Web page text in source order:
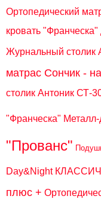
Ортопедический
кровать
Журнальный столик
матрас Сончик -
столик Антоник СТ-
"Франческа" Металл-
"Прованс"
Day&Night
плюс +